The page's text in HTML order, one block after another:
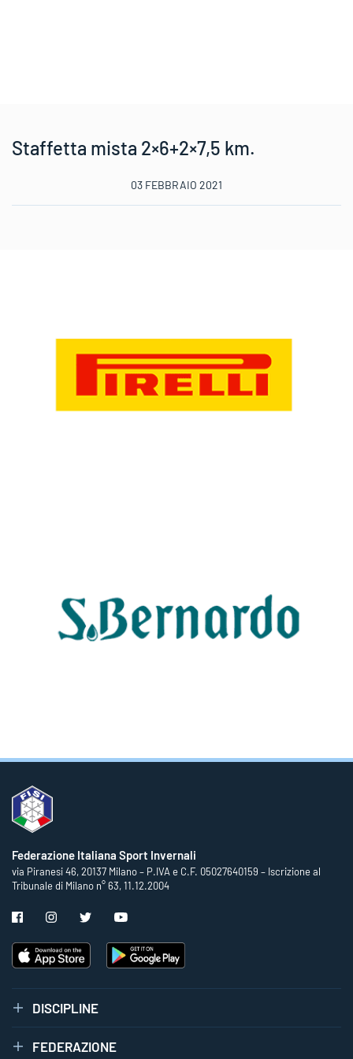
Staffetta mista 2×6+2×7,5 km.
03 FEBBRAIO 2021
Federazione Italiana Sport Invernali
via Piranesi 46, 20137 Milano – P.IVA e C.F. 05027640159 – Iscrizione al
Tribunale di Milano n° 63, 11.12.2004
DISCIPLINE
FEDERAZIONE